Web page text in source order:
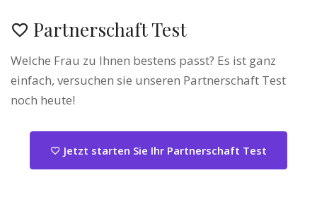
Partnerschaft Test
Welche Frau zu Ihnen bestens passt? Es ist ganz
einfach, versuchen sie unseren Partnerschaft Test
noch heute!
Jetzt starten Sie Ihr Partnerschaft Test